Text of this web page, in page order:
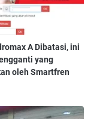
A Dibatasi, ini
yang
oleh Smartfren